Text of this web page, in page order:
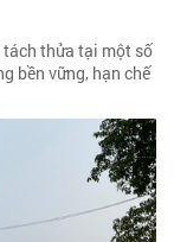
tách thửa tại một số
bền vững, hạn chế